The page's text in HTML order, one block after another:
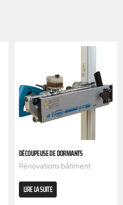
DÉCOUPEUSE DE DORMANTS
Rénovations bâtiment
LIRE LA SUITE